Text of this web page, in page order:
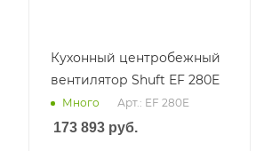
Кухонный центробежный
вентилятор Shuft EF 280E
Много Арт.: EF 280E
173 893 руб.